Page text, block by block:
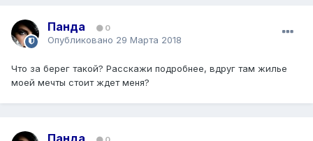
Панда 0
Опубликовано 29 Марта 2018
Что за берег такой? Расскажи подробнее, вдруг там жилье
моей мечты стоит ждет меня?